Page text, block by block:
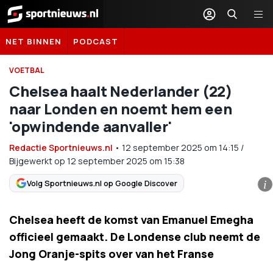
Sportnieuws.nl
NET BINNEN PODCAST
VOETBAL
Chelsea haalt Nederlander (22)
naar Londen en noemt hem een
'opwindende aanvaller'
Redactie Sportnieuws.nl • 12 september 2025 om 14:15 /
Bijgewerkt op 12 september 2025 om 15:38
Volg Sportnieuws.nl op Google Discover i
Chelsea heeft de komst van Emanuel Emegha
officieel gemaakt. De Londense club neemt de
Jong Oranje-spits over van het Franse